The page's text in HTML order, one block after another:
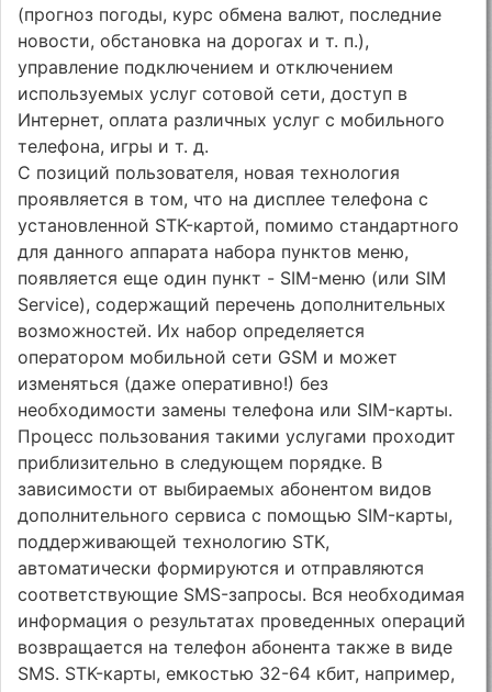
(прогноз погоды, курс обмена валют, последние
новости, обстановка на дорогах и т. п.),
управление подключением и отключением
используемых услуг сотовой сети, доступ в
Интернет, оплата различных услуг с мобильного
телефона, игры и т. д.
С позиций пользователя, новая технология
проявляется в том, что на дисплее телефона с
установленной STK-картой, помимо стандартного
для данного аппарата набора пунктов меню,
появляется еще один пункт - SIM-меню (или SIM
Service), содержащий перечень дополнительных
возможностей. Их набор определяется
оператором мобильной сети GSM и может
изменяться (даже оперативно!) без
необходимости замены телефона или SIM-карты.
Процесс пользования такими услугами проходит
приблизительно в следующем порядке. В
зависимости от выбираемых абонентом видов
дополнительного сервиса с помощью SIM-карты,
поддерживающей технологию STK,
автоматически формируются и отправляются
соответствующие SMS-запросы. Вся необходимая
информация о результатах проведенных операций
возвращается на телефон абонента также в виде
SMS. STK-карты, емкостью 32-64 кбит, например,